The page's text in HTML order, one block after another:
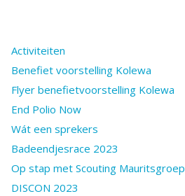
Activiteiten
Benefiet voorstelling Kolewa
Flyer benefietvoorstelling Kolewa
End Polio Now
Wát een sprekers
Badeendjesrace 2023
Op stap met Scouting Mauritsgroep
DISCON 2023